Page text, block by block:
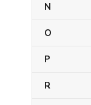
N
O
P
R